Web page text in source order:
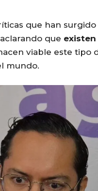
que han
que
viable este tipo
mundo.